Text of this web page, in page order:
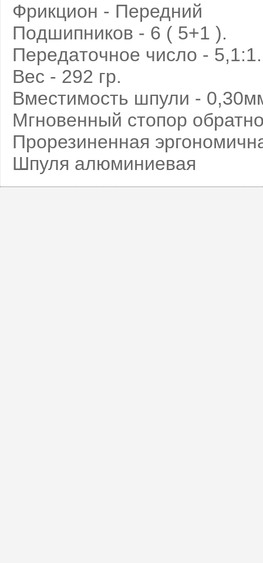
Фрикцион - Передний
Пoдшипникoв - 6 ( 5+1 ).
Пepeдaтoчнoe чиcлo - 5,1:1.
Вес - 292 гр.
Вмecтимocть шпули -
Мгновенный стопор
Прорезиненная
Шпуля алюминиевая